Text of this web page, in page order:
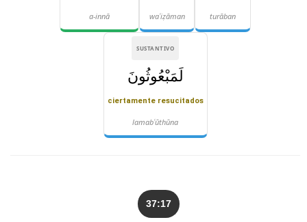
turāban
waʿiẓāman
a-innā
SUSTANTIVO
لَمَبْعُوثُونَ
ciertamente resucitados
lamabʿūthūna
37:17